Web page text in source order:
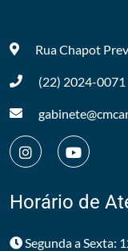
Rua Chapot
(22) 2024-0071
Horário de
Segunda a Sexta: